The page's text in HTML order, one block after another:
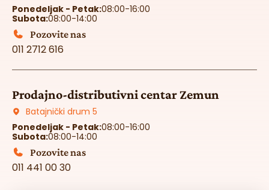
Ponedeljak - Petak:08:00-16:00
Subota:08:00-14:00
Pozovite nas
011 2712 616
Prodajno-distributivni centar Zemun
Batajnički drum 5
Ponedeljak - Petak:08:00-16:00
Subota:08:00-14:00
Pozovite nas
011 441 00 30